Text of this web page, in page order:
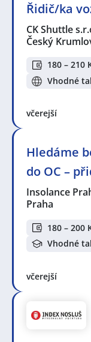
Řidič/ka
CK Shuttle
Český
180 – 210
Vhodné
včerejší
Hledáme
do OC –
Insolance
Praha
180 – 200
Vhodné
včerejší